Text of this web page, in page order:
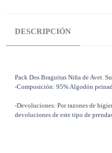
DESCRIPCIÓN
Pack Dos Braguitas Niña de Avet.
-Composición: 95% Algodón
-Devoluciones: Por razones de
devoluciones de este tipo de